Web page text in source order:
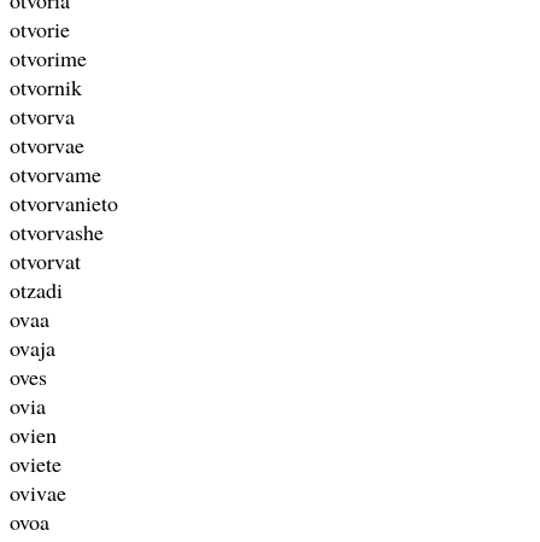
otvorie
otvorime
otvornik
otvorva
otvorvae
otvorvame
otvorvanieto
otvorvashe
otvorvat
otzadi
ovaa
ovaja
oves
ovia
ovien
oviete
ovivae
ovoa